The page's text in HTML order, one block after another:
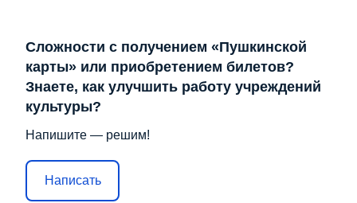
Сложности с получением «Пушкинской
карты» или приобретением билетов?
Знаете, как улучшить работу учреждений
культуры?
Напишите — решим!
Написать